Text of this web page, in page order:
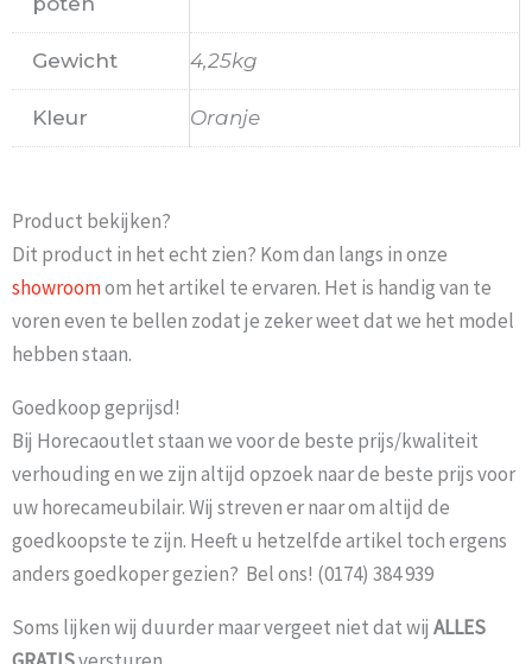
Gewicht 4,25kg
Kleur Oranje
Product bekijken?
Dit product in het echt zien? Kom dan langs in onze
showroomom het artikel te ervaren. Het is handig van te
voren even te bellen zodat je zeker weet dat we het model
hebben staan.
Goedkoop geprijsd!
Bij Horecaoutlet staan we voor de beste prijs/kwaliteit
verhouding en we zijn altijd opzoek naar de beste prijs voor
uw horecameubilair. Wij streven er naar om altijd de
goedkoopste te zijn. Heeft u hetzelfde artikel toch ergens
anders goedkoper gezien? Bel ons! (0174) 384 939
Soms lijken wij duurder maar vergeet niet dat wij ALLES